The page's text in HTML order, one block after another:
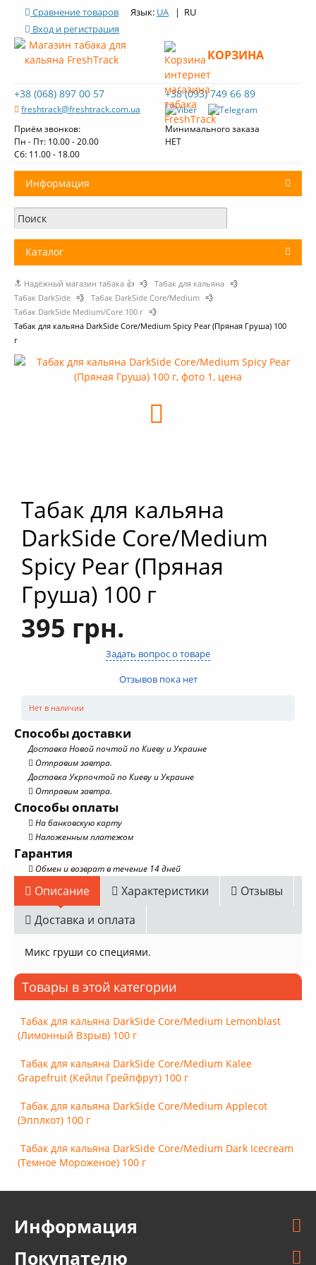
Сравнение товаров Язык: UA | RU
Вход и регистрация
+38 (068) 897 00 57
freshtrack@freshtrack.com.ua
+38 (093) 749 66 89
Приём звонков:
Пн - Пт: 10.00 - 20.00
Cб: 11.00 - 18.00
Минимального заказа
НЕТ
КОРЗИНА
Информация
О нас
Доставка и оплата
Обзоры табака Fresh Track
Каталог
Табак для кальяна
Уголь для кальяна
Комплектующие для кальяна
🔝 Надёжный магазин табака 👍 💨 Табак для кальяна 💨
Табак DarkSide 💨 Табак DarkSide Core/Medium 💨
Табак DarkSide Medium/Core 100 г 💨
Табак для кальяна DarkSide Core/Medium Spicy Pear (Пряная Груша) 100
г
Табак для кальяна
DarkSide Core/Medium
Spicy Pear (Пряная
Груша) 100 г
395 грн.
Задать вопрос о товаре
Отзывов пока нет
Нет в наличии
Способы доставки
Доставка Новой почтой по Киеву и Украине
Отправим завтра.
Доставка Укрпочтой по Киеву и Украине
Отправим завтра.
Способы оплаты
На банковскую карту
Наложенным платежом
Гарантия
Обмен и возврат в течение 14 дней
Описание Характеристики
Отзывы
Доставка и оплата
Микс груши со специями.
Товары в этой категории
Табак для кальяна DarkSide Core/Medium Lemonblast
(Лимонный Взрыв) 100 г
Табак для кальяна DarkSide Core/Medium Kalee
Grapefruit (Кейли Грейпфрут) 100 г
Табак для кальяна DarkSide Core/Medium Applecot
(Эпплкот) 100 г
Табак для кальяна DarkSide Core/Medium Dark Icecream
(Темное Мороженое) 100 г
Информация
Покупателю